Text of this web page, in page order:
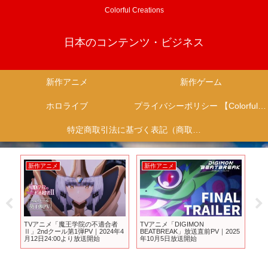
Colorful Creations
日本のコンテンツ・ビジネス
新作アニメ 新作ゲーム
ホロライブ プライバシーポリシー 【Colorful Creation】
特定商取引法に基づく表記（商取引に関する開示）
新作アニメ
TVアニメ「魔王学院の不適合者
Ⅱ」2ndクール第1弾PV｜2024年4
月12日24:00より放送開始
新作アニメ
TVアニメ「DIGIMON
BEATBREAK」放送直前PV｜2025
年10月5日放送開始